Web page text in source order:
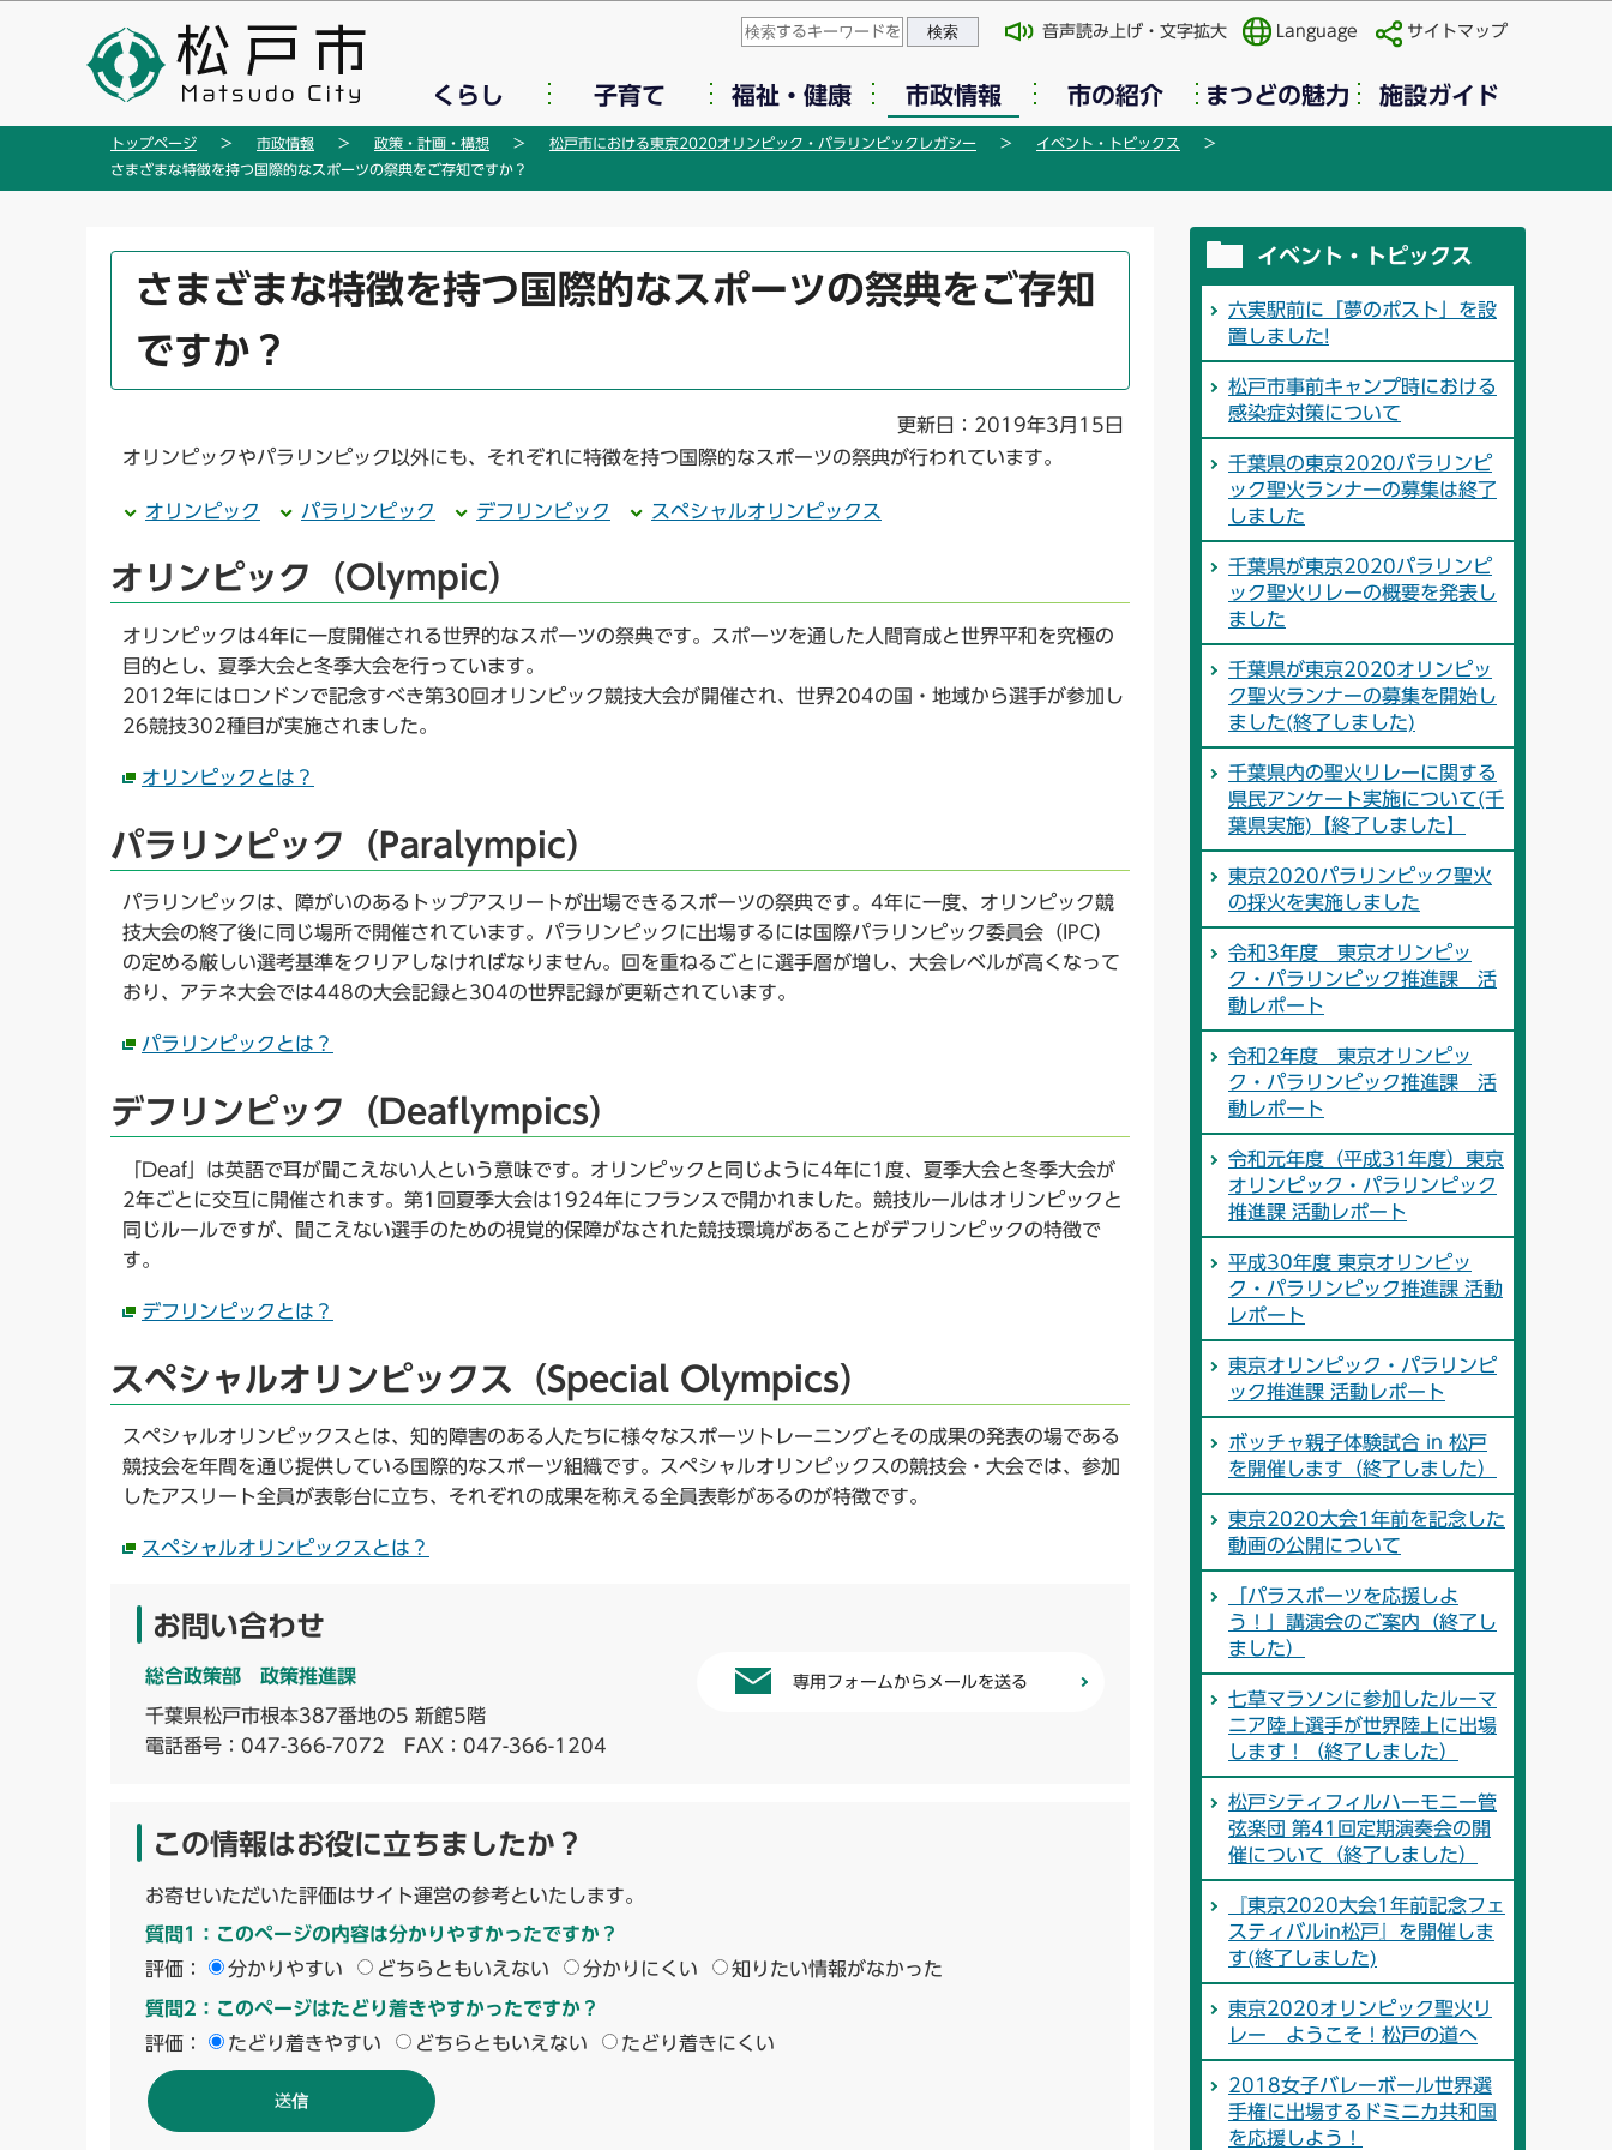
先
このページの本文へ移動
音声読み上げ・文字拡大 Language サイトマップ
くらし 子育て 福祉・健康 市政情報 市の紹介 まつどの魅力 施設ガイド
トップページ 市政情報 政策・計画・構想 松戸市における東京2020オリンピック・パラリンピックレガシー
イベント・トピックス
さまざまな特徴を持つ国際的なスポーツの祭典をご存知ですか？
か
さまざまな特徴を持つ国際的なスポーツの祭典をご存知
ですか？
更新日：2019年3月15日
オリンピックやパラリンピック以外にも、それぞれに特徴を持つ国際的なスポーツの祭典が行われています。
オリンピック パラリンピック デフリンピック スペシャルオリンピックス
オリンピック（Olympic）
オリンピックは4年に一度開催される世界的なスポーツの祭典です。スポーツを通した人間育成と世界平和を究極の
目的とし、夏季大会と冬季大会を行っています。
2012年にはロンドンで記念すべき第30回オリンピック競技大会が開催され、世界204の国・地域から選手が参加し
26競技302種目が実施されました。
オリンピックとは？
パラリンピック（Paralympic）
パラリンピックは、障がいのあるトップアスリートが出場できるスポーツの祭典です。4年に一度、オリンピック競
技大会の終了後に同じ場所で開催されています。パラリンピックに出場するには国際パラリンピック委員会（IPC）
の定める厳しい選考基準をクリアしなければなりません。回を重ねるごとに選手層が増し、大会レベルが高くなって
おり、アテネ大会では448の大会記録と304の世界記録が更新されています。
パラリンピックとは？
デフリンピック（Deaflympics）
「Deaf」は英語で耳が聞こえない人という意味です。オリンピックと同じように4年に1度、夏季大会と冬季大会が
2年ごとに交互に開催されます。第1回夏季大会は1924年にフランスで開かれました。競技ルールはオリンピックと
同じルールですが、聞こえない選手のための視覚的保障がなされた競技環境があることがデフリンピックの特徴で
す。
デフリンピックとは？
スペシャルオリンピックス（Special Olympics）
スペシャルオリンピックスとは、知的障害のある人たちに様々なスポーツトレーニングとその成果の発表の場である
競技会を年間を通じ提供している国際的なスポーツ組織です。スペシャルオリンピックスの競技会・大会では、参加
したアスリート全員が表彰台に立ち、それぞれの成果を称える全員表彰があるのが特徴です。
スペシャルオリンピックスとは？
お問い合わせ
総合政策部 政策推進課
千葉県松戸市根本387番地の5 新館5階
電話番号： 047-366-7072 FAX：047-366-1204
専用フォームからメールを送る
この情報はお役に立ちましたか？
お寄せいただいた評価はサイト運営の参考といたします。
質問1：このページの内容は分かりやすかったですか？
評価：
分かりやすい どちらともいえない 分かりにくい 知りたい情報がなかった
質問2：このページはたどり着きやすかったですか？
評価：
たどり着きやすい どちらともいえない たどり着きにくい
イベント・トピックス
六実駅前に「夢のポスト」を設
置しました!
松戸市事前キャンプ時における
感染症対策について
千葉県の東京2020パラリンピ
ック聖火ランナーの募集は終了
しました
千葉県が東京2020パラリンピ
ック聖火リレーの概要を発表し
ました
千葉県が東京2020オリンピッ
ク聖火ランナーの募集を開始し
ました(終了しました)
千葉県内の聖火リレーに関する
県民アンケート実施について(千
葉県実施)【終了しました】
東京2020パラリンピック聖火
の採火を実施しました
令和3年度 東京オリンピッ
ク・パラリンピック推進課 活
動レポート
令和2年度 東京オリンピッ
ク・パラリンピック推進課 活
動レポート
令和元年度（平成31年度）東京
オリンピック・パラリンピック
推進課 活動レポート
平成30年度 東京オリンピッ
ク・パラリンピック推進課 活動
レポート
東京オリンピック・パラリンピ
ック推進課 活動レポート
ボッチャ親子体験試合 in 松戸
を開催します（終了しました）
東京2020大会1年前を記念した
動画の公開について
「パラスポーツを応援しよ
う！」講演会のご案内（終了し
ました）
七草マラソンに参加したルーマ
ニア陸上選手が世界陸上に出場
します！（終了しました）
松戸シティフィルハーモニー管
弦楽団 第41回定期演奏会の開
催について（終了しました）
『東京2020大会1年前記念フェ
スティバルin松戸』を開催しま
す(終了しました)
東京2020オリンピック聖火リ
レー ようこそ！松戸の道へ
2018女子バレーボール世界選
手権に出場するドミニカ共和国
を応援しよう！